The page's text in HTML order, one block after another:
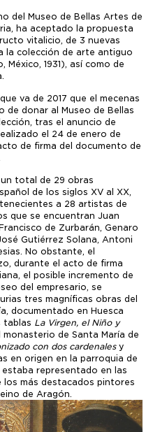
del Museo de Bellas Artes de
ha aceptado la propuesta
vitalicio, de 3 nuevas
la colección de arte antiguo
1931), así como de
va de 2017 que el mecenas
de donar al Museo de Bellas
tras el anuncio de
el 24 de enero de
de firma del documento de
total de 29 obras
de los siglos XV al XX,
a 28 artistas de
que se encuentran Juan
de Zurbarán, Genaro
Gutiérrez Solana, Antoni
No obstante, el
durante el acto de firma
el posible incremento de
del empresario, se
tres magníficas obras del
documentado en Huesca
tablas La Virgen, el Niño y
de Santa María de
con dos cardenales y
en origen en la parroquia de
representado en las
los más destacados pintores
de Aragón.